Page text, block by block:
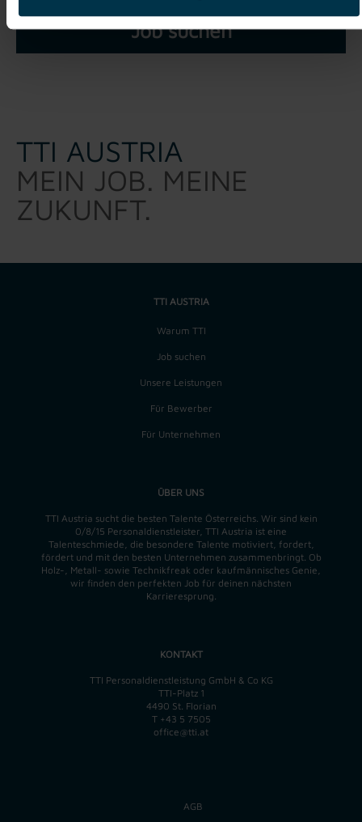
Job suchen
TTI AUSTRIA
MEIN JOB. MEINE
ZUKUNFT.
TTI AUSTRIA
Warum TTI
Job suchen
Unsere Leistungen
Für Bewerber
Für Unternehmen
ÜBER UNS
TTI Austria sucht die besten Talente Österreichs. Wir sind kein
0/8/15 Personaldienstleister, TTI Austria ist eine
Talenteschmiede, die besondere Talente motiviert, fordert,
fördert und mit den besten Unternehmen zusammenbringt. Ob
Holz-, Metall- sowie Technikfreak oder kaufmännisches Genie,
wir finden den perfekten Job für deinen nächsten
Karrieresprung.
KONTAKT
TTI Personaldienstleistung GmbH & Co KG
TTI-Platz 1
4490 St. Florian
T +43 5 7505
office@tti.at
AGB